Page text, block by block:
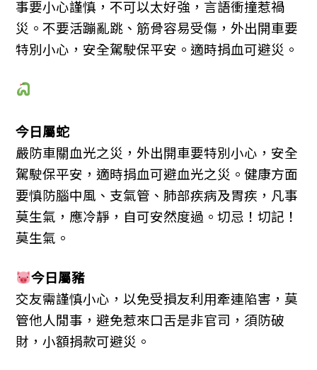
事要小心謹慎，不可以太好強，言語衝撞惹禍
災。不要活蹦亂跳、筋骨容易受傷，外出開車要
特別小心，安全駕駛保平安。適時捐血可避災。
今日屬蛇
嚴防車關血光之災，外出開車要特別小心，安全
駕駛保平安，適時捐血可避血光之災。健康方面
要慎防腦中風、支氣管、肺部疾病及胃疾，凡事
莫生氣，應冷靜，自可安然度過。切忌！切記！
莫生氣。
今日屬豬
交友需謹慎小心，以免受損友利用牽連陷害，莫
管他人閒事，避免惹來口舌是非官司，須防破
財，小額捐款可避災。